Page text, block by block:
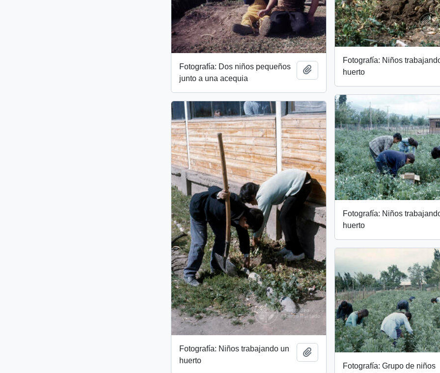
Fotografía: Niños
huerto
Fotografía: Dos niños pequeños
junto a una acequia
Add to clipboard
Fotografía: Niños
huerto
Fotografía: Niños trabajando un
huerto
Add to clipboard
Fotografía: Grupo de niños